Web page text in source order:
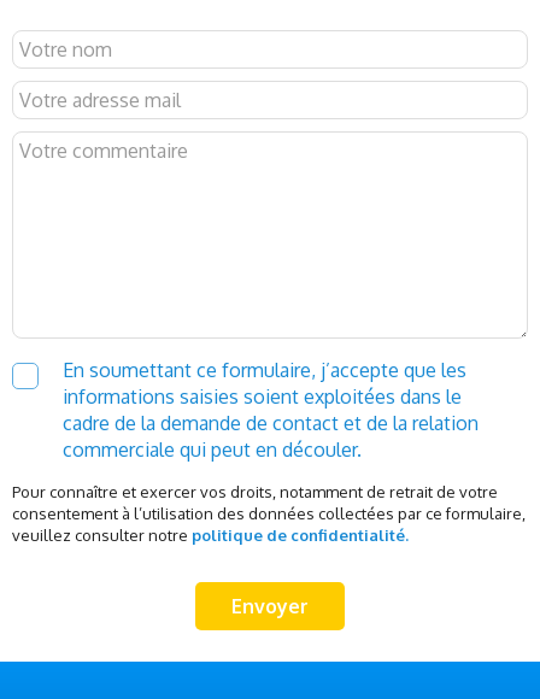
En soumettant ce formulaire, j’accepte que les
informations saisies soient exploitées dans le
cadre de la demande de contact et de la relation
commerciale qui peut en découler.
Pour connaître et exercer vos droits, notamment de retrait de votre
consentement à l’utilisation des données collectées par ce formulaire,
veuillez consulter notre politique de confidentialité.